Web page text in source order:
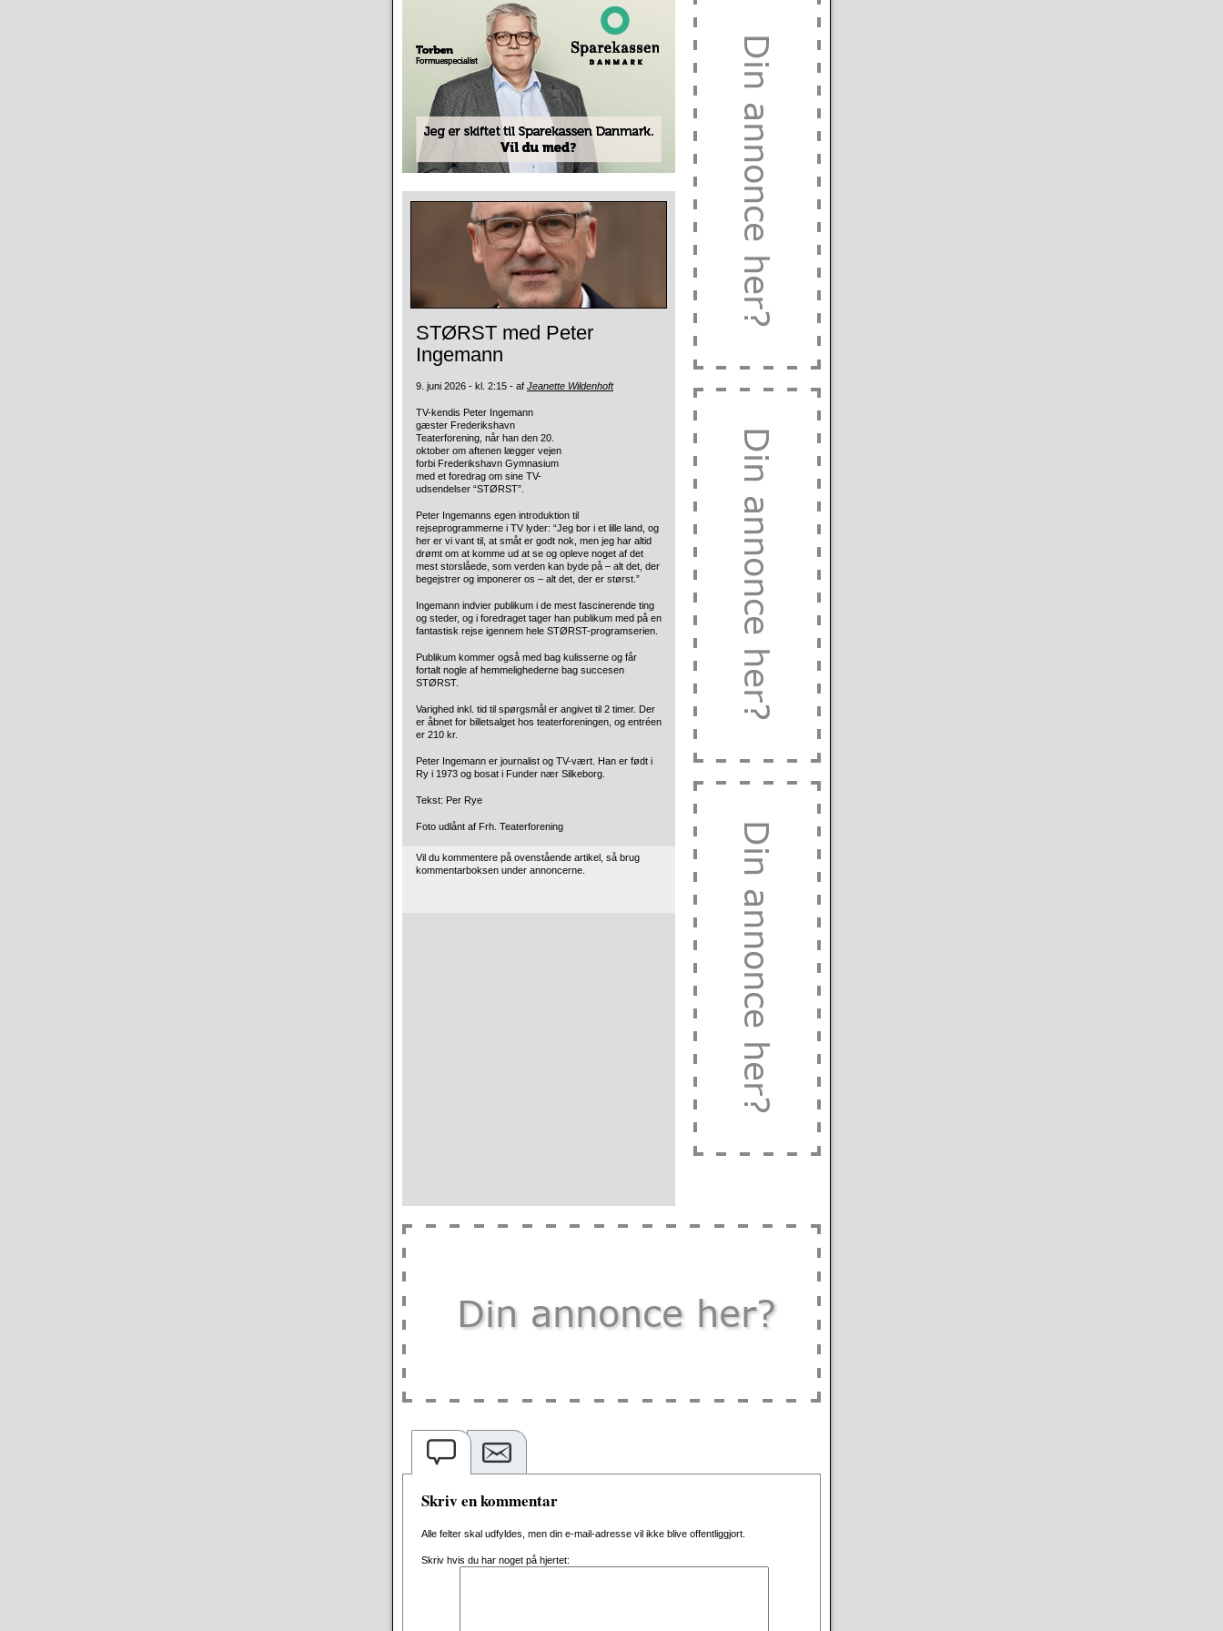
STØRST med Peter
Ingemann
9. juni 2026 - kl. 2:15 - af Jeanette Wildenhoft
TV-kendis Peter Ingemann
gæster Frederikshavn
Teaterforening, når han den 20.
oktober om aftenen lægger vejen
forbi Frederikshavn Gymnasium
med et foredrag om sine TV-
udsendelser “STØRST”.
Peter Ingemanns egen introduktion til
rejseprogrammerne i TV lyder: “Jeg bor i et lille land, og
her er vi vant til, at småt er godt nok, men jeg har altid
drømt om at komme ud at se og opleve noget af det
mest storslåede, som verden kan byde på – alt det, der
begejstrer og imponerer os – alt det, der er størst.”
Ingemann indvier publikum i de mest fascinerende ting
og steder, og i foredraget tager han publikum med på en
fantastisk rejse igennem hele STØRST-programserien.
Publikum kommer også med bag kulisserne og får
fortalt nogle af hemmelighederne bag succesen
STØRST.
Varighed inkl. tid til spørgsmål er angivet til 2 timer. Der
er åbnet for billetsalget hos teaterforeningen, og entréen
er 210 kr.
Peter Ingemann er journalist og TV-vært. Han er født i
Ry i 1973 og bosat i Funder nær Silkeborg.
Tekst: Per Rye
Foto udlånt af Frh. Teaterforening
Vil du kommentere på ovenstående artikel, så brug
kommentarboksen under annoncerne.
Skriv en kommentar
Alle felter skal udfyldes, men din e-mail-adresse vil ikke blive offentliggjort.
Skriv hvis du har noget på hjertet: